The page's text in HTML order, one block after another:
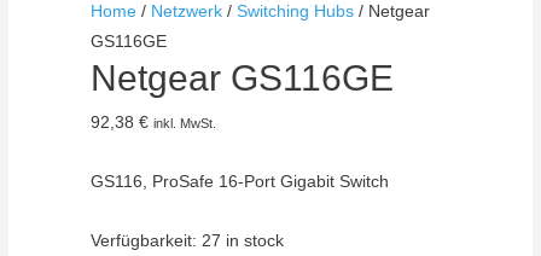
Home / Netzwerk /Switching Hubs / Netgear
GS116GE
Netgear GS116GE
92,38€ inkl. MwSt.
GS116, ProSafe 16-Port Gigabit Switch
Verfügbarkeit: 27 in stock